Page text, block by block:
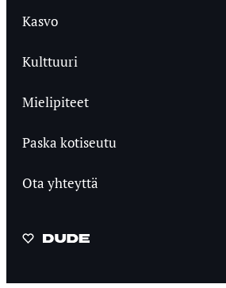
Kasvo
Kulttuuri
Mielipiteet
Paska kotiseutu
Ota yhteyttä